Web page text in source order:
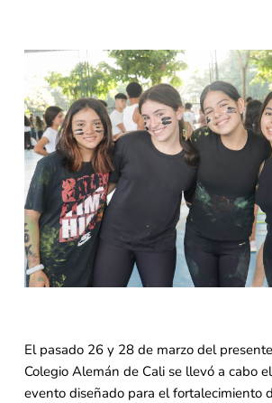
El pasado 26 y 28 de marzo del
Colegio Alemán de Cali se llevó a cabo el
evento diseñado para el fortalecimiento